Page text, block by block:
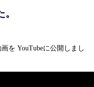
を YouTubeに公開しまし